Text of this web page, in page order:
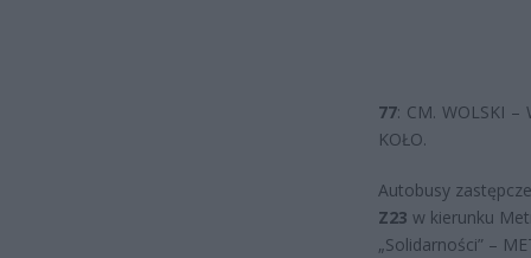
77: CM. WOLSKI
KOŁO.
Autobusy
Z23 w kierunku
„Solidarności” –